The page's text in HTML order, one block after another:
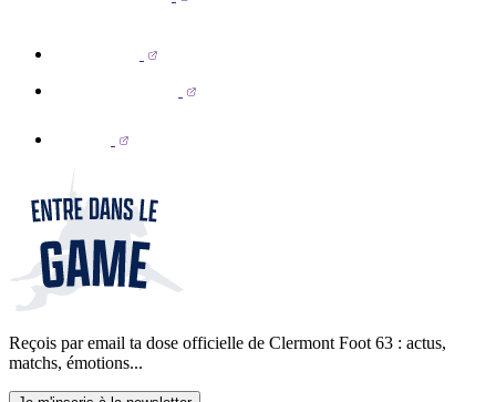
Reçois par email ta dose officielle de Clermont Foot 63 : actus,
matchs, émotions...